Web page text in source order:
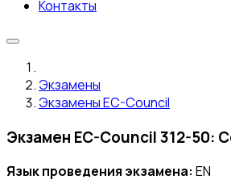
Контакты
Экзамены
Экзамены EC-Council
Экзамен EC-Council 312-50:
Язык проведения экзамена: EN